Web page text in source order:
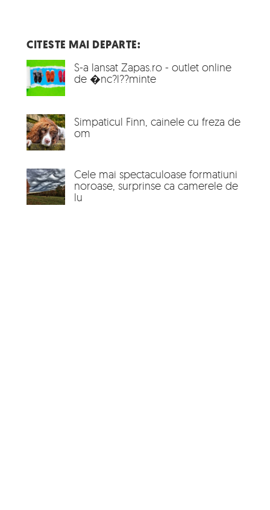
CITESTE MAI DEPARTE:
S-a lansat Zapas.ro - outlet online
de �nc?l??minte
Simpaticul Finn, cainele cu freza de
om
Cele mai spectaculoase formatiuni
noroase, surprinse ca camerele de
lu